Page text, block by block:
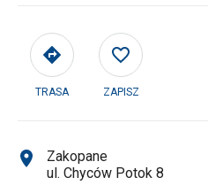
TRASA ZAPISZ
Zakopane
ul. Chyców Potok 8